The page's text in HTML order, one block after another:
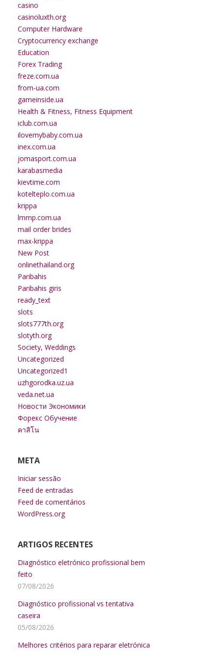
casino
casinoluxth.org
Computer Hardware
Cryptocurrency exchange
Education
Forex Trading
freze.com.ua
from-ua.com
gameinside.ua
Health & Fitness, Fitness Equipment
iclub.com.ua
ilovemybaby.com.ua
inex.com.ua
jomasport.com.ua
karabasmedia
kievtime.com
kotelteplo.com.ua
krippa
lmmp.com.ua
mail order brides
max-krippa
New Post
onlinethailand.org
Paribahis
Paribahis giris
ready_text
slots
slots777th.org
slotyth.org
Society, Weddings
Uncategorized
Uncategorized1
uzhgorodka.uz.ua
veda.net.ua
Новости Экономики
Форекс Обучение
คาสิโน
META
Iniciar sessão
Feed de entradas
Feed de comentários
WordPress.org
ARTIGOS RECENTES
Diagnóstico eletrónico profissional bem
feito
07/08/2026
Diagnóstico profissional vs tentativa
caseira
05/08/2026
Melhores critérios para reparar eletrónica